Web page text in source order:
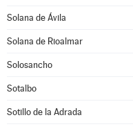
Solana de Ávila
Solana de Rioalmar
Solosancho
Sotalbo
Sotillo de la Adrada